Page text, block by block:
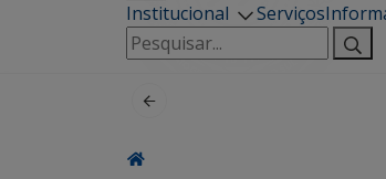
Institucional Serviços
Pesquisar
por: